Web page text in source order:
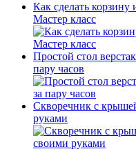
Как сделать
Мастер класс
Простой стол
пару часов
Скворечник с
руками